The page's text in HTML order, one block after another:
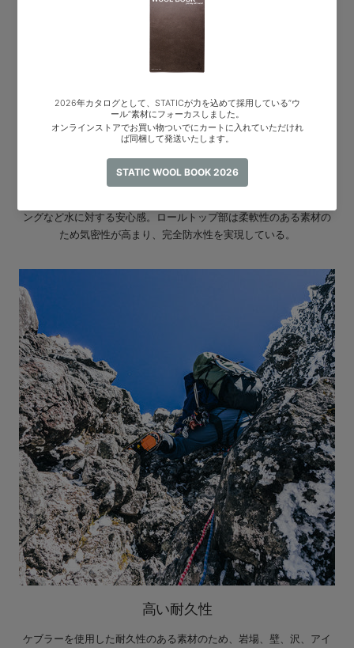
完全防水
ングなど水に対する安心感。ロールトップ部は柔軟性のある素材の
ため気密性が高まり、完全防水性を実現している。
高い耐久性
ケブラーを使用した耐久性のある素材のため、岩場、壁、沢、アイ